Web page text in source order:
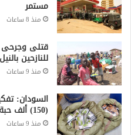
مستمر
منذ 8 ساعات
قتلى
للنازحين
منذ 9 ساعات
السودان:
(150) ألف حبة كبتاغون في الخرطوم
منذ 9 ساعات